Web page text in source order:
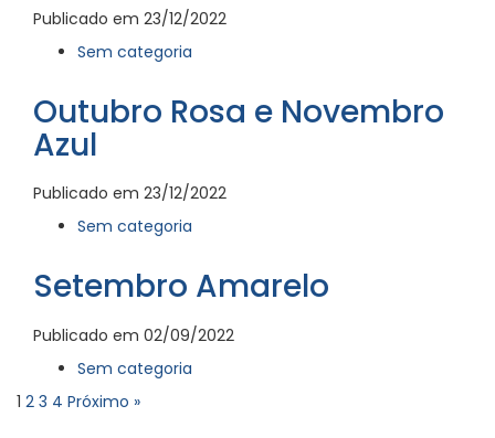
Publicado em 23/12/2022
Sem categoria
Outubro Rosa e Novembro
Azul
Publicado em 23/12/2022
Sem categoria
Setembro Amarelo
Publicado em 02/09/2022
Sem categoria
1 2 3 4 Próximo »